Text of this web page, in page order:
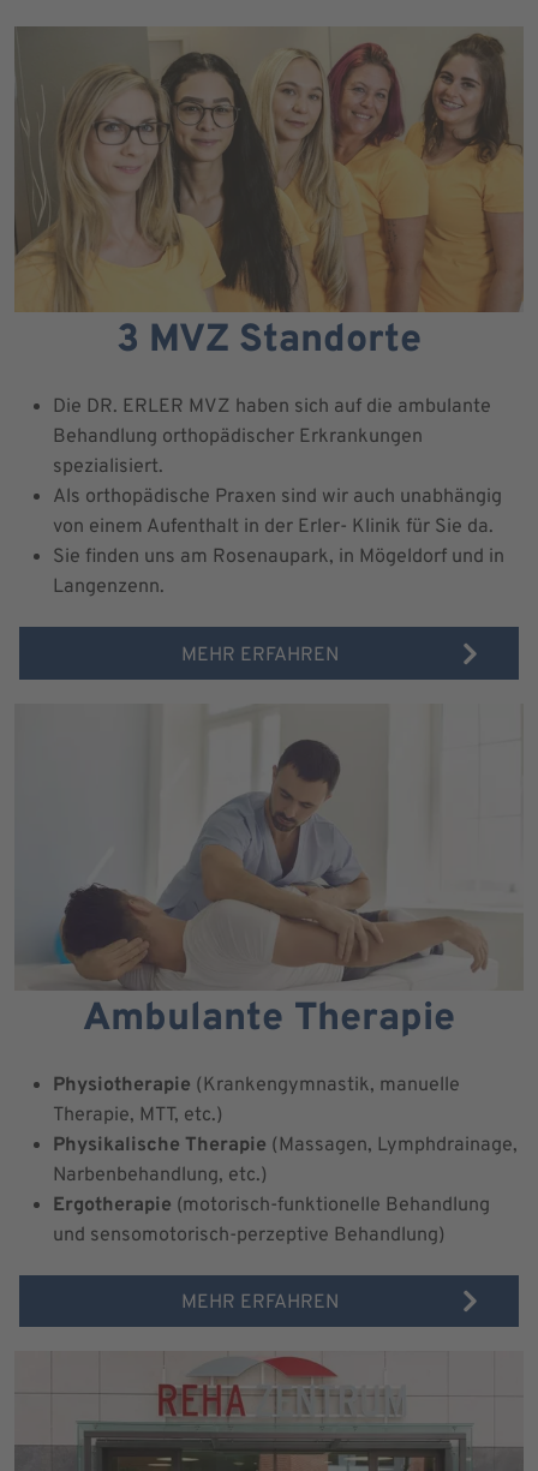
3 MVZ Standorte
Die DR. ERLER MVZ haben sich auf die ambulante
Behandlung orthopädischer Erkrankungen
spezialisiert.
Als orthopädische Praxen sind wir auch unabhängig
von einem Aufenthalt in der Erler- Klinik für Sie da.
Sie finden uns am Rosenaupark, in Mögeldorf und in
Langenzenn.
MEHR ERFAHREN
Ambulante Therapie
Physiotherapie (Krankengymnastik, manuelle
Therapie, MTT, etc.)
Physikalische Therapie (Massagen, Lymphdrainage,
Narbenbehandlung, etc.)
Ergotherapie (motorisch-funktionelle Behandlung
und sensomotorisch-perzeptive Behandlung)
MEHR ERFAHREN